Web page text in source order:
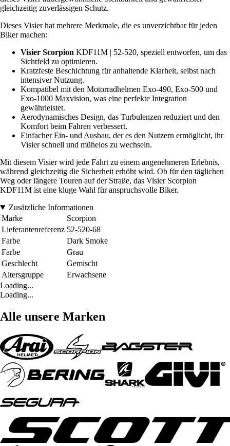
gleichzeitig zuverlässigen Schutz.
Dieses Visier hat mehrere Merkmale, die es unverzichtbar für jeden
Biker machen:
Visier Scorpion KDF11M | 52-520, speziell entworfen, um das
Sichtfeld zu optimieren.
Kratzfeste Beschichtung für anhaltende Klarheit, selbst nach
intensiver Nutzung.
Kompatibel mit den Motorradhelmen Exo-490, Exo-500 und
Exo-1000 Maxvision, was eine perfekte Integration
gewährleistet.
Aerodynamisches Design, das Turbulenzen reduziert und den
Komfort beim Fahren verbessert.
Einfacher Ein- und Ausbau, der es den Nutzern ermöglicht, ihr
Visier schnell und mühelos zu wechseln.
Mit diesem Visier wird jede Fahrt zu einem angenehmeren Erlebnis,
während gleichzeitig die Sicherheit erhöht wird. Ob für den täglichen
Weg oder längere Touren auf der Straße, das Visier Scorpion
KDF11M ist eine kluge Wahl für anspruchsvolle Biker.
Zusätzliche Informationen
Marke
Scorpion
Lieferantenreferenz 52-520-68
Farbe
Dark Smoke
Farbe
Grau
Geschlecht
Gemischt
Altersgruppe
Erwachsene
Loading...
Loading...
Alle unsere Marken